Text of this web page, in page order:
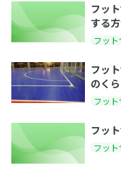
フッ
する
フット
フッ
のく
フット
フッ
フット